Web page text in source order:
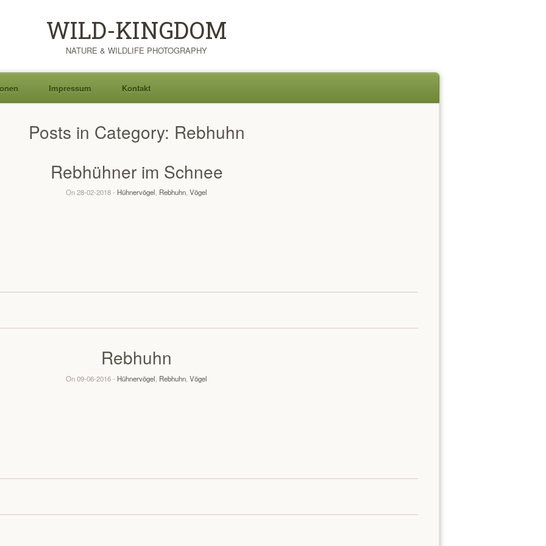
WILD-KINGDOM
NATURE & WILDLIFE PHOTOGRAPHY
Impressum Kontakt
Posts in Category: Rebhuhn
Rebhühner im Schnee
On 28-02-2018 - Hühnervögel Rebhuhn Vögel
Rebhuhn
On 09-06-2016 - Hühnervögel Rebhuhn Vögel